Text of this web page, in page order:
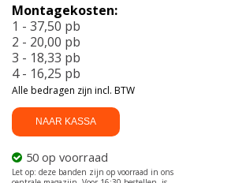
MO
235/60
R18
103V
aantal
NAAR KASSA
50 op voorraad
Montagekosten:
1 - 37,50 pb
2 - 20,00 pb
3 - 18,33 pb
4 - 16,25 pb
Alle bedragen zijn incl. BTW